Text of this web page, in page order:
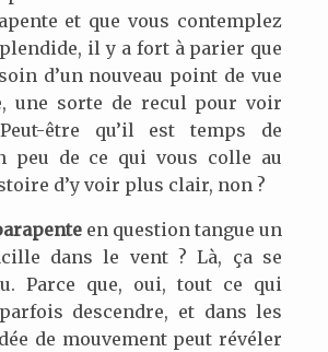
et que vous contemplez
il y a fort à parier que
d’un nouveau point de vue
une sorte de recul pour voir
Peut-être qu’il est temps de
peu de ce qui vous colle au
d’y voir plus clair, non ?
en question tangue un
dans le vent ? Là, ça se
Parce que, oui, tout ce qui
descendre, et dans les
de mouvement peut révéler